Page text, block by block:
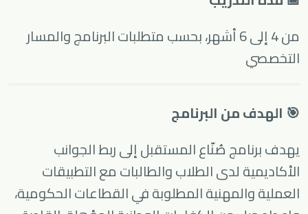
من 4 إلى 6 أشهر، بحسب متطلبات البرنامج والمسار
التخصصي
🎯 الهدف من البرنامج
يهدف برنامج صُنّاع المستقبل إلى ربط الجوانب
الأكاديمية لدى الطلاب والطالبات مع التطبيقات
العملية والمهنية المطلوبة في القطاعات الحكومية،